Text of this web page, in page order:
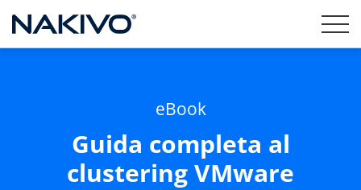
eBook
Guida completa al
clustering VMware